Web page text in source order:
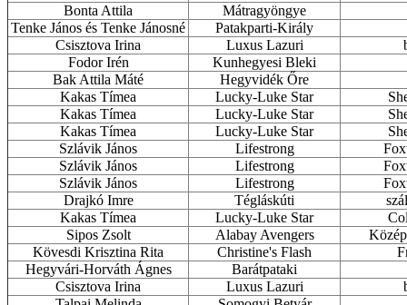
Bonta Attila
Mátragyöngye
Tenke János és Tenke Jánosné
Patakparti-Király
Csisztova Irina
Luxus Lazuri
Fodor Irén
Kunhegyesi Bleki
Bak Attila Máté
Hegyvidék Őre
Kakas Tímea
Lucky-Luke Star
Kakas Tímea
Lucky-Luke Star
Kakas Tímea
Lucky-Luke Star
Szlávik János
Lifestrong
Szlávik János
Lifestrong
Szlávik János
Lifestrong
Drajkó Imre
Tégláskúti
Kakas Tímea
Lucky-Luke Star
Sipos Zsolt
Alabay Avengers
Kövesdi Krisztina Rita
Christine's Flash
Hegyvári-Horváth Ágnes
Barátpataki
Csisztova Irina
Luxus Lazuri